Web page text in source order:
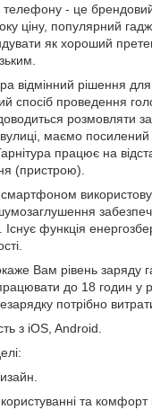
- це
ціну, популярний
як хороший
відмінний рішення
спосіб проведення
розмовляти
маємо посилений
працює на
(пристрою).
Існує функція
Вам рівень заряду
до 18 годин у
потрібно
з iOS, Android.
та комфорт